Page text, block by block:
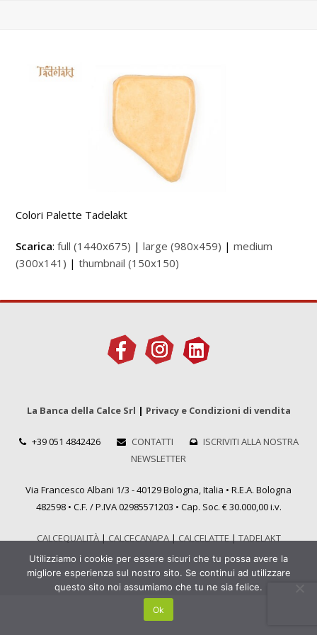
Colori Palette Tadelakt
Scarica:full (1440x675) |large (980x459) |medium
(300x141) |thumbnail (150x150)
La Banca della Calce Srl | Privacy e Condizioni di vendita
+39 051 4842426 CONTATTI
ISCRIVITI ALLA NOSTRA
NEWSLETTER
Via Francesco Albani 1/3 - 40129 Bologna, Italia • R.E.A. Bologna
482598 • C.F. / P.IVA 02985571203 • Cap. Soc. € 30.000,00 i.v.
CALCEQUALITÀ|CALCECANAPA|CALCELATTE|TADELAKT
Utilizziamo i cookie per essere sicuri che tu possa avere la
migliore esperienza sul nostro sito. Se continui ad utilizzare
questo sito noi assumiamo che tu ne sia felice.
Ok